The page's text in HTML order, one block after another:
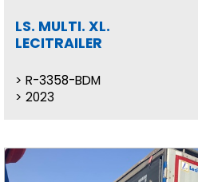
LS. MULTI. XL.
LECITRAILER
R-3358-BDM
2023